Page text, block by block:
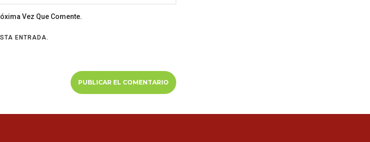
Vez Que Comente.
ENTRADA.